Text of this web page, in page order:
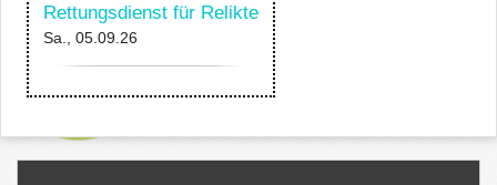
Rettungsdienst für Relikte
Sa., 05.09.26